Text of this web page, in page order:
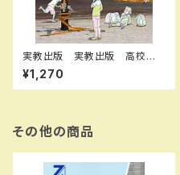
実教出版 実教出版 高校教
科書 新選 地理総合 welco
me to geography ［教番：
地総007-901］ 新品 ISB
04018197
¥1,270
その他の商品